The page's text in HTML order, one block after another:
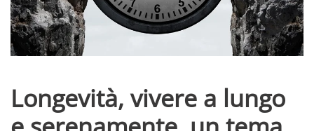
Longevità, vivere a lungo